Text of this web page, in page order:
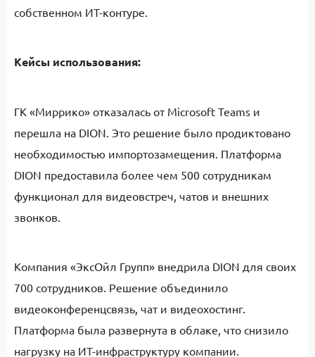
собственном ИТ-контуре.
Кейсы использования:
ГК «Миррико» отказалась от Microsoft Teams и
перешла на DION. Это решение было продиктовано
необходимостью импортозамещения. Платформа
DION предоставила более чем 500 сотрудникам
функционал для видеовстреч, чатов и внешних
звонков.
Компания «ЭксОйл Групп» внедрила DION для своих
700 сотрудников. Решение объединило
видеоконференцсвязь, чат и видеохостинг.
Платформа была развернута в облаке, что снизило
нагрузку на ИТ-инфраструктуру компании.